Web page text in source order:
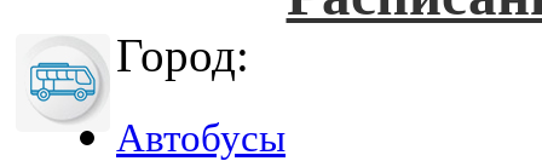
Город:
Автобусы